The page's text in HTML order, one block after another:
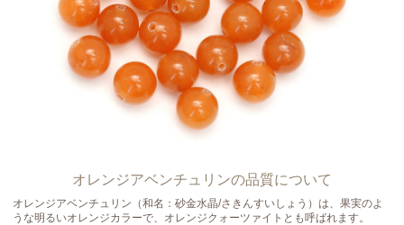
オレンジアベンチュリンの品質について
オレンジアベンチュリン（和名：砂金水晶/さきんすいしょう）は、果実のよ
うな明るいオレンジカラーで、オレンジクォーツァイトとも呼ばれます。